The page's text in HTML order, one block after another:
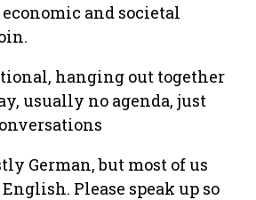
and societal
hanging out together
usually no agenda, just
German, but most of us
Please speak up so